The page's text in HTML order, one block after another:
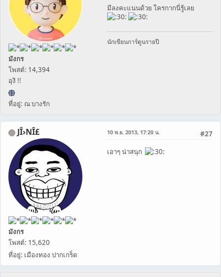
มังกร
โพสต์: 14,394
อุงิ !!
ที่อยู่: ณ บางรัก
มีลงคะแนนด้วย ใครกากนี่รู้เลย
นักเขียนการ์ตูนรายปี
JÎ›NÎ£
มังกร
โพสต์: 15,620
ที่อยู่: เมืองทอง ปากเกร็ด
#27
10 พ.ย. 2013, 17:20 น.
เอาๆ น่าสนุก